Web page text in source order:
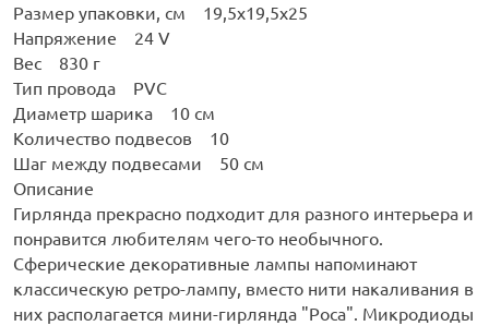
Размер упаковки, см 19,5х19,5х25
Напряжение 24 V
Вес 830 г
Тип провода PVC
Диаметр шарика 10 см
Количество подвесов 10
Шаг между подвесами 50 см
Описание
Гирлянда прекрасно подходит для разного интерьера и
понравится любителям чего-то необычного.
Сферические декоративные лампы напоминают
классическую ретро-лампу, вместо нити накаливания в
них располагается мини-гирлянда "Роса". Микродиоды